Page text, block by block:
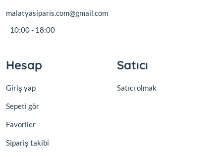
malatyasiparis.com@gmail.com
10:00 - 18:00
Hesap
Giriş yap
Sepeti gör
Favoriler
Sipariş takibi
Satıcı
Satıcı olmak